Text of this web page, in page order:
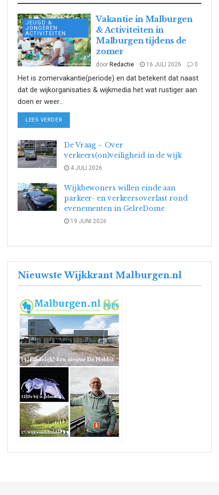
JEUGD &
JONGEREN
ACTIVITEITEN
Vakantie in Malburgen
& Activiteiten in
Malburgen tijdens de
zomer
door Redactie 16 JULI 2026 0
Het is zomervakantie(periode) en dat betekent dat naast
dat de wijkorganisaties & wijkmedia het wat rustiger aan
doen er weer...
LEES VERDER
De Vraag – Over
verkeers(on)veiligheid in de wijk
4 JULI 2026
Wijkbewoners willen einde aan
parkeer- en verkeersoverlast rond
evenementen in GelreDome
19 JUNI 2026
Nieuwste Wijkkrant Malburgen.nl